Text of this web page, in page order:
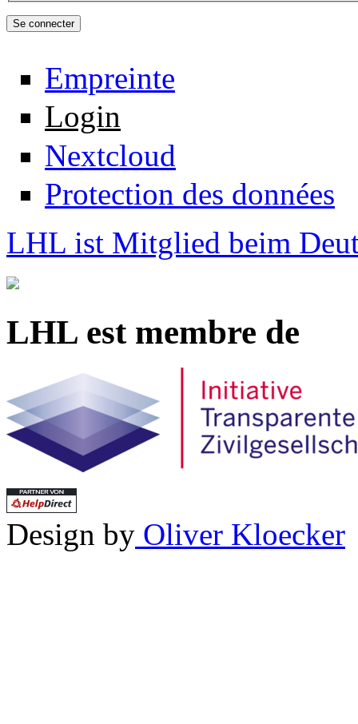
Empreinte
Login
Nextcloud
Protection des données
LHL ist Mitglied beim
LHL est membre de
Design by Oliver Kloecker